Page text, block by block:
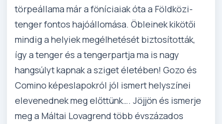
törpeállama már a föníciaiak óta a Földközi-
tenger fontos hajóállomása. Öbleinek kikötői
mindig a helyiek megélhetését biztosították,
így a tenger és a tengerpartja ma is nagy
hangsúlyt kapnak a sziget életében! Gozo és
Comino képeslapokról jól ismert helyszínei
elevenednek meg előttünk…. Jöjjön és ismerje
meg a Máltai Lovagrend több évszázados